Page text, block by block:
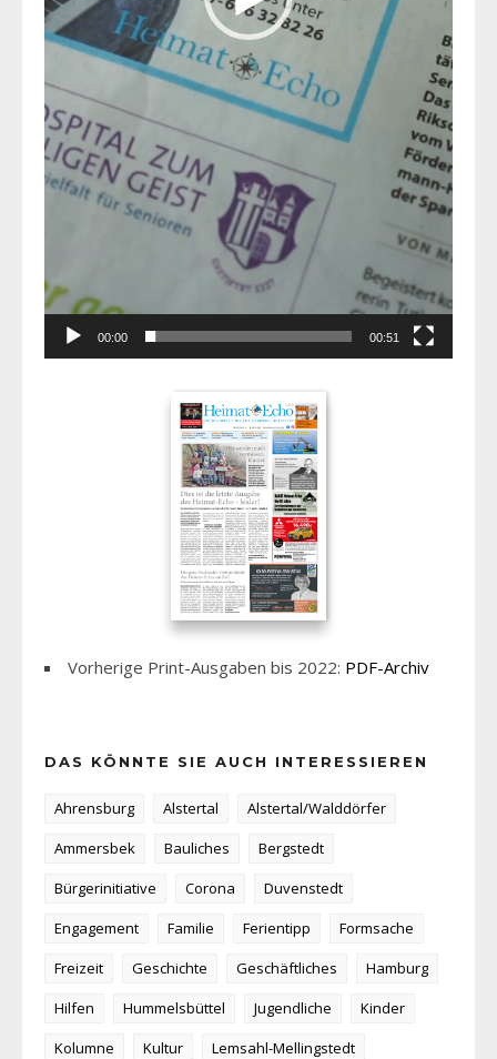
00:00 00:51
Vorherige Print-Ausgaben bis 2022: PDF-Archiv
DAS KÖNNTE SIE AUCH INTERESSIEREN
Ahrensburg Alstertal
Alstertal/Walddörfer
Ammersbek
Bauliches
Bergstedt
Bürgerinitiative
Corona
Duvenstedt
Engagement
Familie Ferientipp
Formsache
Freizeit
Geschichte Geschäftliches
Hamburg
Hilfen
Hummelsbüttel Jugendliche
Kinder
Kolumne
Kultur
Lemsahl-Mellingstedt